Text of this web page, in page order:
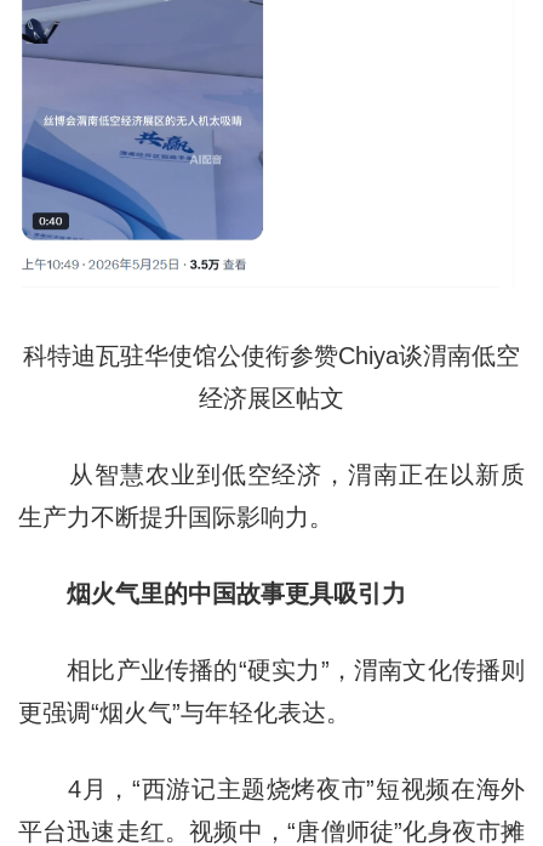
科特迪瓦驻华使馆公使衔参赞Chiya谈渭南低空
经济展区帖文
从智慧农业到低空经济，渭南正在以新质
生产力不断提升国际影响力。
烟火气里的中国故事更具吸引力
相比产业传播的“硬实力”，渭南文化传播则
更强调“烟火气”与年轻化表达。
4月，“西游记主题烧烤夜市”短视频在海外
平台迅速走红。视频中，“唐僧师徒”化身夜市摊